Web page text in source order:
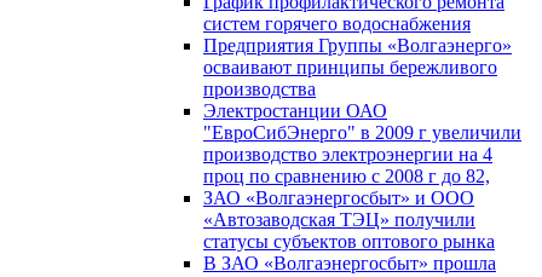
систем горячего водоснабжения
Предприятия Группы «Волгаэнерго»
осваивают принципы бережливого
производства
Электростанции ОАО
"ЕвроСибЭнерго" в 2009 г увеличили
производство электроэнергии на 4
проц по сравнению с 2008 г до 82,
ЗАО «Волгаэнергосбыт» и ООО
«Автозаводская ТЭЦ» получили
статусы субъектов оптового рынка
В ЗАО «Волгаэнергосбыт» прошла